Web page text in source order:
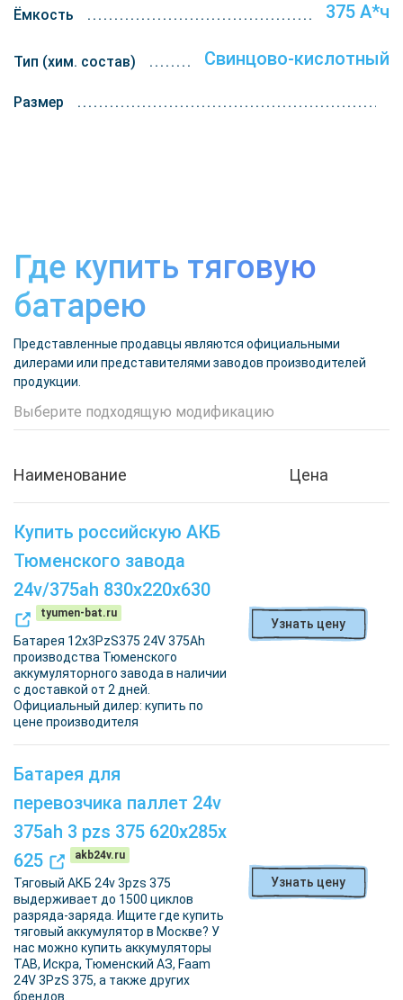
Ёмкость 375 А*ч
Тип (хим. состав) Свинцово-кислотный
Размер
Где купить тяговую
батарею
Представленные продавцы являются официальными
дилерами или представителями заводов производителей
продукции.
Выберите подходящую модификацию
Наименование Цена
Купить российскую АКБ
Тюменского завода
24v/375ah 830х220х630
tyumen-bat.ru
Батарея 12x3PzS375 24V 375Ah
производства Тюменского
аккумуляторного завода в наличии
с доставкой от 2 дней.
Официальный дилер: купить по
цене производителя
Узнать цену
Батарея для
перевозчика паллет 24v
375ah 3 pzs 375 620х285х
625
akb24v.ru
Тяговый АКБ 24v 3pzs 375
выдерживает до 1500 циклов
разряда-заряда. Ищите где купить
тяговый аккумулятор в Москве? У
нас можно купить аккумуляторы
TAB, Искра, Тюменский АЗ, Faam
24V 3PzS 375, а также других
брендов.
Узнать цену